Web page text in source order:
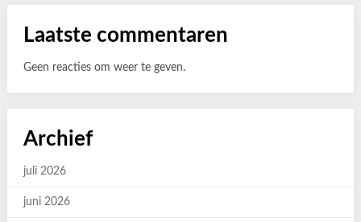
Laatste commentaren
Geen reacties om weer te geven.
Archief
juli 2026
juni 2026